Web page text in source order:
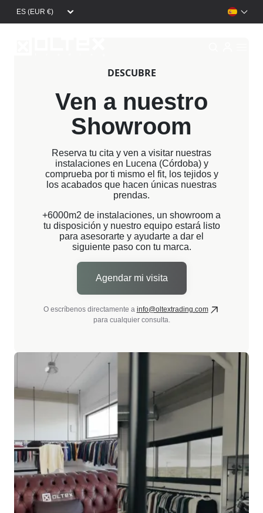
Pasar al contenido principal
Ver colección
DESCUBRE
Ven a nuestro
Showroom
Reserva tu cita y ven a visitar nuestras
instalaciones en Lucena (Córdoba) y
comprueba por ti mismo el fit, los tejidos y
los acabados que hacen únicas nuestras
prendas.
+6000m2 de instalaciones, un showroom a
tu disposición y nuestro equipo estará listo
para asesorarte y ayudarte a dar el
siguiente paso con tu marca.
Agendar mi visita
O escríbenos directamente a info@oltextrading.com
para cualquier consulta.